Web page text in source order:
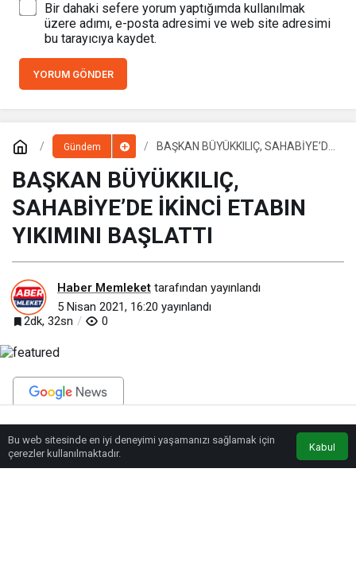
Bir dahaki sefere yorum yaptığımda kullanılmak
üzere adımı, e-posta adresimi ve web site adresimi
bu tarayıcıya kaydet.
YORUM GÖNDER
Gündem
BAŞKAN BÜYÜKKILIÇ, SAHABİYE’DE
BAŞKAN BÜYÜKKILIÇ,
SAHABİYE’DE İKİNCİ ETABIN
YIKIMINI BAŞLATTI
Haber Memleket tarafından yayınlandı
5 Nisan 2021, 16:20 yayınlandı
2dk, 32sn
0
BEĞEN PAYLAŞ
Bu web sitesinde en iyi deneyimi yaşamanızı sağlamak için
çerezler kullanılmaktadır.
Kabul
Anasayfa Akış Eczaneler Trafik